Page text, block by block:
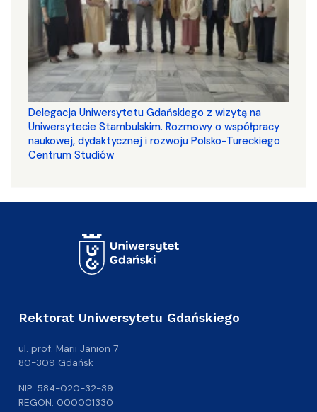
Delegacja Uniwersytetu Gdańskiego z wizytą na
Uniwersytecie Stambulskim. Rozmowy o współpracy
naukowej, dydaktycznej i rozwoju Polsko-Tureckiego
Centrum Studiów
Rektorat Uniwersytetu Gdańskiego
ul. prof. Marii Janion 7
80-309 Gdańsk
NIP: 584-020-32-39
REGON: 000001330